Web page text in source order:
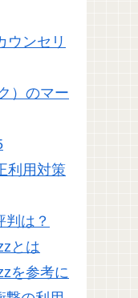
ウンセリ
）のマー
利用対策
判は？
とは
を参考に